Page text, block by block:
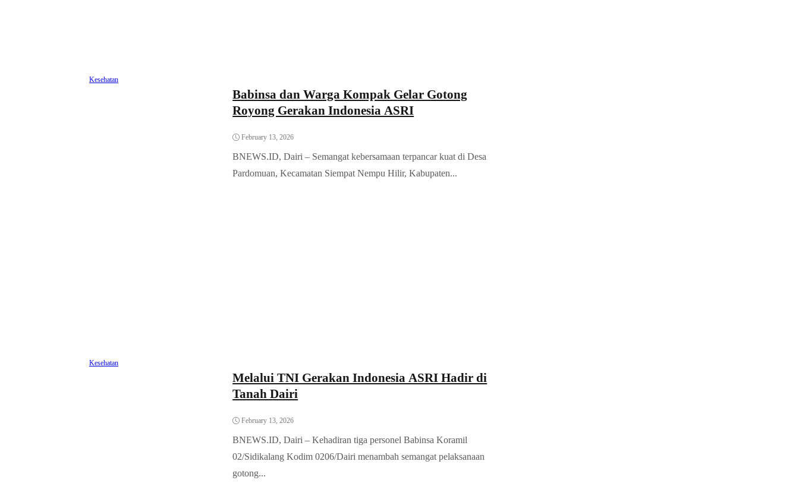
Kesehatan
Babinsa dan Warga Kompak Gelar Gotong
Royong Gerakan Indonesia ASRI
February 13, 2026
BNEWS.ID, Dairi – Semangat kebersamaan terpancar kuat di Desa
Pardomuan, Kecamatan Siempat Nempu Hilir, Kabupaten...
Kesehatan
Melalui TNI Gerakan Indonesia ASRI Hadir di
Tanah Dairi
February 13, 2026
BNEWS.ID, Dairi – Kehadiran tiga personel Babinsa Koramil
02/Sidikalang Kodim 0206/Dairi menambah semangat pelaksanaan
gotong...